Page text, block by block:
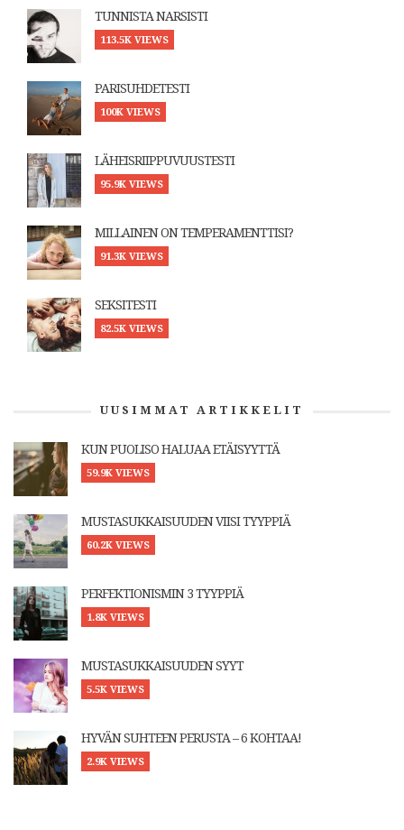
TUNNISTA NARSISTI
113.5K VIEWS
PARISUHDETESTI
100K VIEWS
LÄHEISRIIPPUVUUSTESTI
95.9K VIEWS
MILLAINEN ON TEMPERAMENTTISI?
91.3K VIEWS
SEKSITESTI
82.5K VIEWS
UUSIMMAT ARTIKKELIT
KUN PUOLISO HALUAA ETÄISYYTTÄ
59.9K VIEWS
MUSTASUKKAISUUDEN VIISI TYYPPIÄ
60.2K VIEWS
PERFEKTIONISMIN 3 TYYPPIÄ
1.8K VIEWS
MUSTASUKKAISUUDEN SYYT
5.5K VIEWS
HYVÄN SUHTEEN PERUSTA – 6 KOHTAA!
2.9K VIEWS